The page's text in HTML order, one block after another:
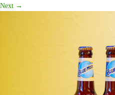
Next →